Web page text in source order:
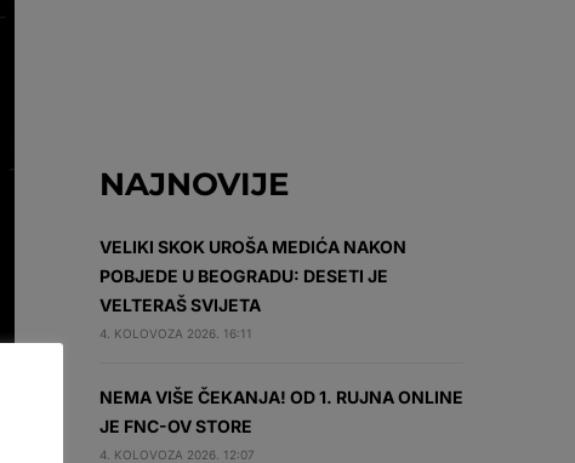
NAJNOVIJE
VELIKI SKOK UROŠA MEDIĆA NAKON
POBJEDE U BEOGRADU: DESETI JE
VELTERAŠ SVIJETA
4. KOLOVOZA 2026. 16:11
NEMA VIŠE ČEKANJA! OD 1. RUJNA ONLINE
JE FNC-OV STORE
4. KOLOVOZA 2026. 12:07